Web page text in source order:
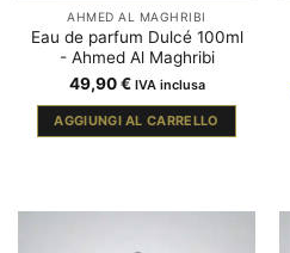
AHMED AL MAGHRIBI
Eau de parfum Dulcé 100ml
- Ahmed Al Maghribi
49,90€ IVA inclusa
AGGIUNGI AL CARRELLO